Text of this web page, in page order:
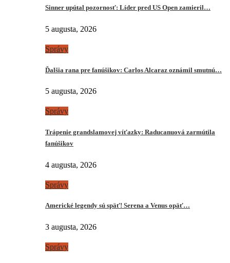
Sinner upútal pozornosť: Líder pred US Open zamieril…
5 augusta, 2026
Správy
Ďalšia rana pre fanúšikov: Carlos Alcaraz oznámil smutnú…
5 augusta, 2026
Správy
Trápenie grandslamovej víťazky: Raducanuová zarmútila
fanúšikov
4 augusta, 2026
Správy
Americké legendy sú späť! Serena a Venus opäť…
3 augusta, 2026
Správy